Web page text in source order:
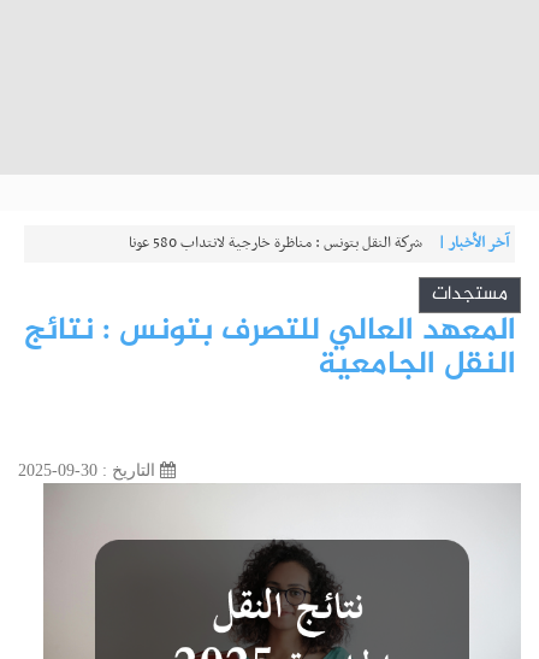
آخر الأخبار | شركة النقل بتونس : مناظرة خارجية لانتداب 580 عونا
مستجدات
المعهد العالي للتصرف بتونس : نتائج
النقل الجامعية
التاريخ : 30-09-2025